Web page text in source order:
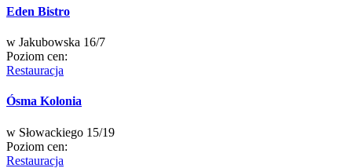
Eden Bistro
w Jakubowska 16/7
Poziom cen:
Restauracja
Ósma Kolonia
w Słowackiego 15/19
Poziom cen:
Restauracja